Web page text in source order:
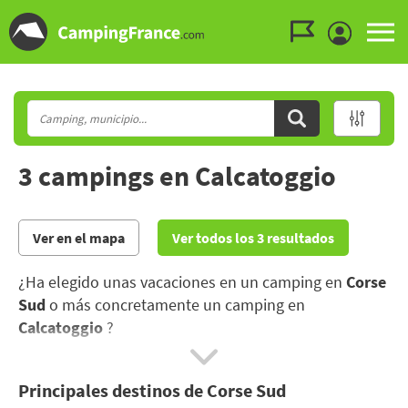
3 campings en Calcatoggio
Ver en el mapa Ver todos los 3 resultados
¿Ha elegido unas vacaciones en un camping en Corse
Sudo más concretamente un camping en
Calcatoggio ?
del Sur, así como de los pueblos típicos y de los
Principales destinos de Corse Sud